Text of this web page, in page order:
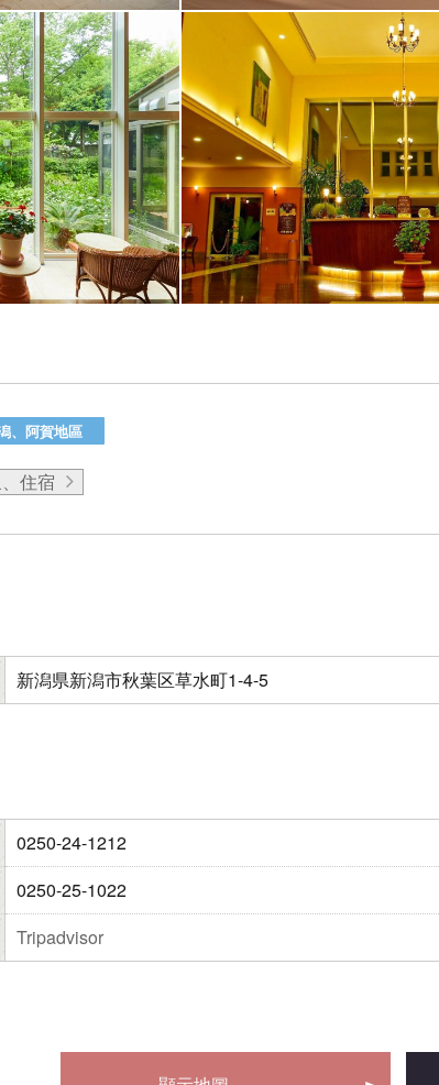
、阿賀地區
住宿
新潟県新潟市秋葉区草水町1-4-5
0250-24-1212
0250-25-1022
Tripadvisor